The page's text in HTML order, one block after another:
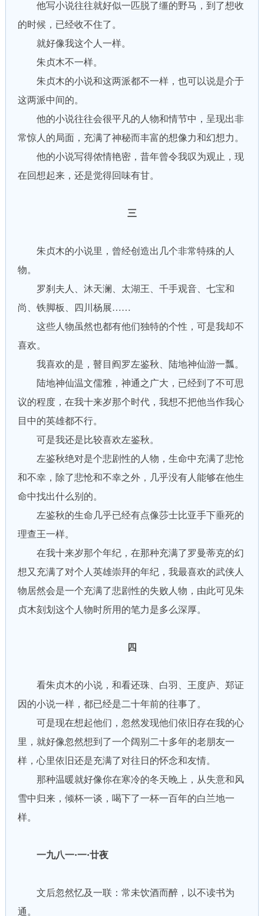
他写小说往往就好似一匹脱了缰的野马，到了想收
的时候，已经收不住了。
就好像我这个人一样。
朱贞木不一样。
朱贞木的小说和这两派都不一样，也可以说是介于
这两派中间的。
他的小说往往会很平凡的人物和情节中，呈现出非
常惊人的局面，充满了神秘而丰富的想像力和幻想力。
他的小说写得侬情艳密，昔年曾令我叹为观止，现
在回想起来，还是觉得回味有甘。
三
朱贞木的小说里，曾经创造出几个非常特殊的人
物。
罗刹夫人、沐天澜、太湖王、千手观音、七宝和
尚、铁脚板、四川杨展……
这些人物虽然也都有他们独特的个性，可是我却不
喜欢。
我喜欢的是，瞽目阎罗左鉴秋、陆地神仙游一瓢。
陆地神仙温文儒雅，神通之广大，已经到了不可思
议的程度，在我十来岁那个时代，我想不把他当作我心
目中的英雄都不行。
可是我还是比较喜欢左鉴秋。
左鉴秋绝对是个悲剧性的人物，生命中充满了悲怆
和不幸，除了悲怆和不幸之外，几乎没有人能够在他生
命中找出什么别的。
左鉴秋的生命几乎已经有点像莎士比亚手下垂死的
理查王一样。
在我十来岁那个年纪，在那种充满了罗曼蒂克的幻
想又充满了对个人英雄崇拜的年纪，我最喜欢的武侠人
物居然会是一个充满了悲剧性的失败人物，由此可见朱
贞木刻划这个人物时所用的笔力是多么深厚。
四
看朱贞木的小说，和看还珠、白羽、王度庐、郑证
因的小说一样，都已经是二十年前的往事了。
可是现在想起他们，忽然发现他们依旧存在我的心
里，就好像忽然想到了一个阔别二十多年的老朋友一
样，心里依旧还是充满了对往日的怀念和友情。
那种温暖就好像你在寒冷的冬天晚上，从失意和风
雪中归来，倾杯一谈，喝下了一杯一百年的白兰地一
样。
一九八一·一·廿夜
文后忽然忆及一联：常未饮酒而醉，以不读书为
通。